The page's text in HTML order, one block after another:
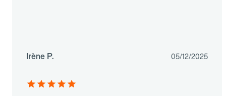
Irène P. 05/12/2025